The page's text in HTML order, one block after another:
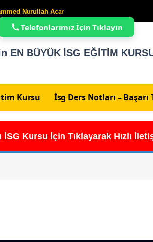
Nurullah Acar
EN BÜYÜK İSG EĞİTİM
Kursu İsg Ders Notları – Başarı
İSG Kursu İçin Tıklayarak Hızlı
Telefonlarımız İçin Tıklayın